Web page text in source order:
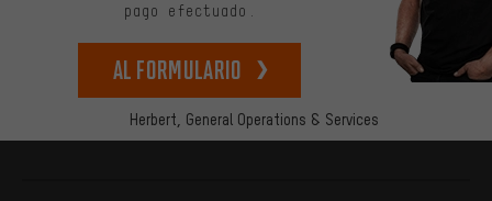
Herbert, General Operations & Services
pago efectuado.
Al formulario